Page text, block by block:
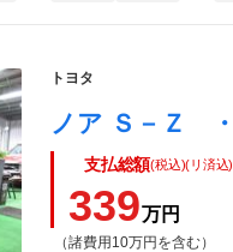
トヨタ
支払総額(税込)(リ済込)
339万円
（諸費用10万円を含む）